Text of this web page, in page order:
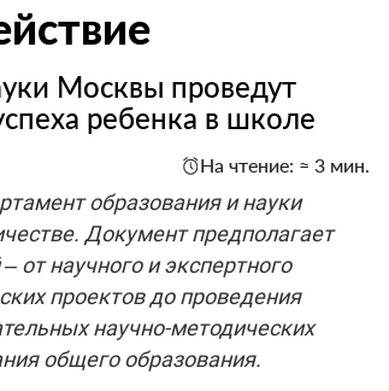
Москвы проведут
ребенка в школе
На чтение: ≈ 3 мин.
образования и науки
Документ предполагает
от научного и экспертного
проектов до проведения
научно-методических
общего образования.